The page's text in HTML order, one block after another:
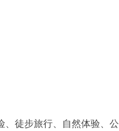
徒步旅行、自然体验、公